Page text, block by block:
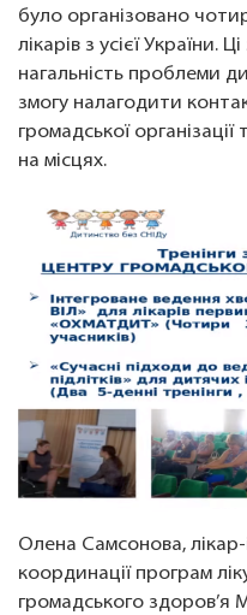
було організовано
лікарів з усієї України.
нагальність проблеми
змогу налагодити
громадської
на місцях.
Олена Самсонова, лікар-
координації програм
громадського здоров’я